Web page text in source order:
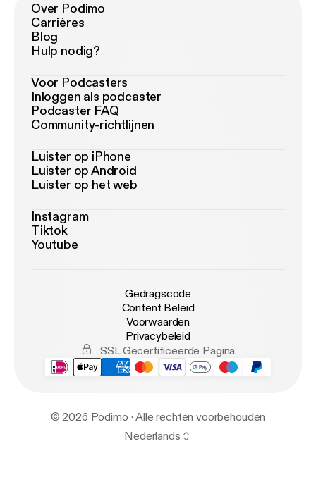
Over Podimo
Carrières
Blog
Hulp nodig?
Voor Podcasters
Inloggen als podcaster
Podcaster FAQ
Community-richtlijnen
Luister op iPhone
Luister op Android
Luister op het web
Instagram
Tiktok
Youtube
Gedragscode
Content Beleid
Voorwaarden
Privacybeleid
SSL Gecertificeerde Pagina
© 2026 Podimo · Alle rechten voorbehouden
Nederlands